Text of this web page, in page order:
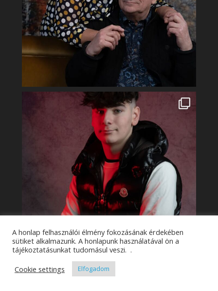
A honlap felhasználói élmény fokozásának érdekében
sütiket alkalmazunk. A honlapunk használatával ön a
tájékoztatásunkat tudomásul veszi. .
Cookie settings
Elfogadom